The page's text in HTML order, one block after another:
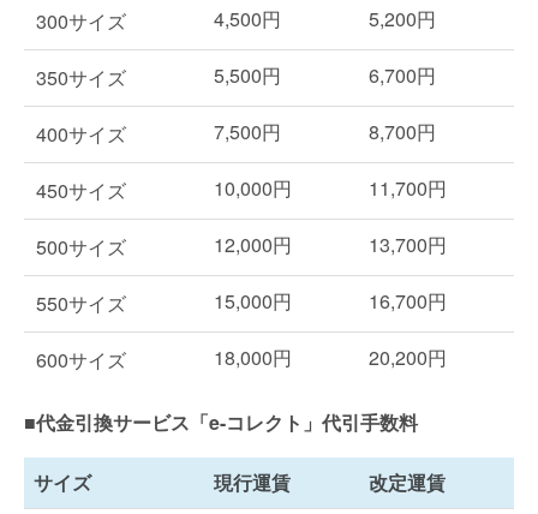
300サイズ 4,500円 5,200円
350サイズ 5,500円 6,700円
400サイズ 7,500円 8,700円
450サイズ 10,000円 11,700円
500サイズ 12,000円 13,700円
550サイズ 15,000円 16,700円
600サイズ 18,000円 20,200円
■代金引換サービス「e-コレクト」代引手数料
サイズ 現行運賃
改定運賃